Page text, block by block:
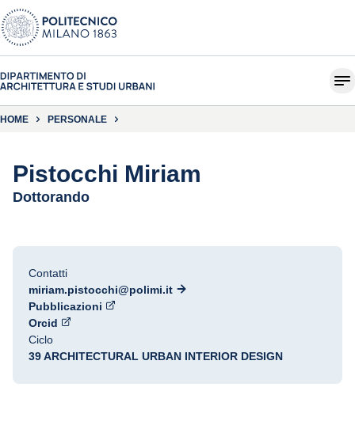
HOME PERSONALE
Pistocchi Miriam
Dottorando
Contatti
miriam.pistocchi@polimi.it
Pubblicazioni
Orcid
Ciclo
39 ARCHITECTURAL URBAN INTERIOR DESIGN